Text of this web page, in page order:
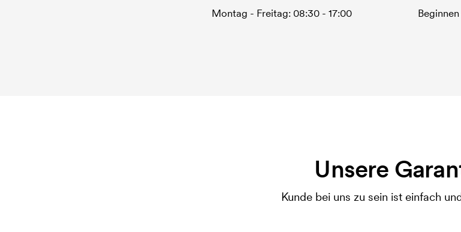
Montag - Freitag: 08:30 - 17:00
Unsere
Kunde bei uns zu sein ist einfach